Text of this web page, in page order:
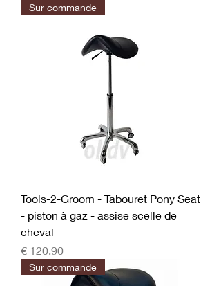
Sur commande
Tools-2-Groom - Tabouret Pony Seat
- piston à gaz - assise scelle de
cheval
Prijs
€ 120,90
Sur commande